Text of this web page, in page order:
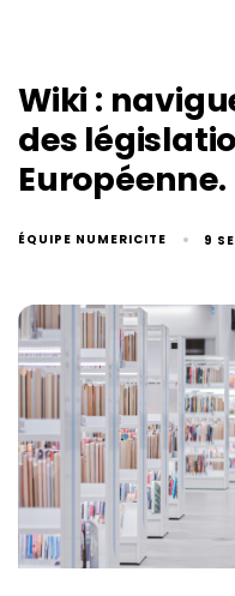
Wiki :
des
Européenne.
ÉQUIPE NUMERICITE 9